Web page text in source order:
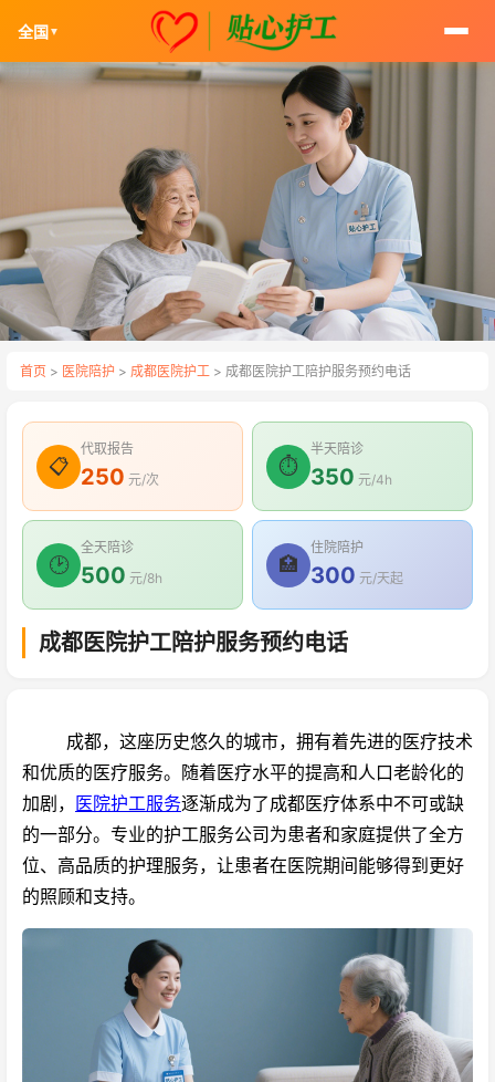
全国 ▼
首页 > 医院陪护 > 成都医院护工 > 成都医院护工陪护服务预约电话
📋
代取报告
250 元/次
⏱
半天陪诊
350 元/4h
🕑
全天陪诊
500 元/8h
🏥
住院陪护
300 元/天起
成都医院护工陪护服务预约电话
成都，这座历史悠久的城市，拥有着先进的医疗技术
和优质的医疗服务。随着医疗水平的提高和人口老龄化的
加剧， 医院护工服务逐渐成为了成都医疗体系中不可或缺
的一部分。专业的护工服务公司为患者和家庭提供了全方
位、高品质的护理服务，让患者在医院期间能够得到更好
的照顾和支持。